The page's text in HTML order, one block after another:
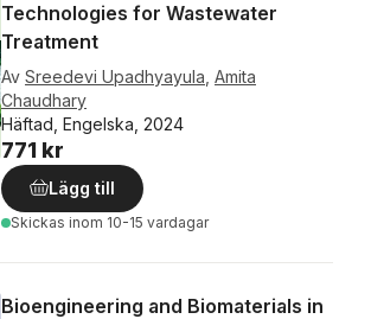
Technologies for Wastewater
Treatment
Av Sreedevi Upadhyayula Amita
Chaudhary
Häftad, Engelska, 2024
771 kr
Lägg till
Skickas inom 10-15 vardagar
Bioengineering and Biomaterials in